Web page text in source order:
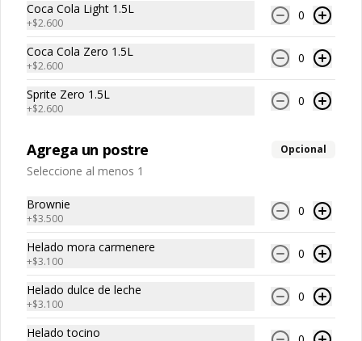
Conócenos
Zonas de despacho
Términos y condiciones
Política de privacidad
Redes sociales
Instagram
Coca Cola Light 1.5L
+$2.600
0
Coca Cola Zero 1.5L
+$2.600
0
Sprite Zero 1.5L
+$2.600
0
Agrega un postre Opcional
Seleccione al menos 1
Brownie
+$3.500
0
Helado mora carmenere
+$3.100
0
Helado dulce de leche
+$3.100
0
Helado tocino